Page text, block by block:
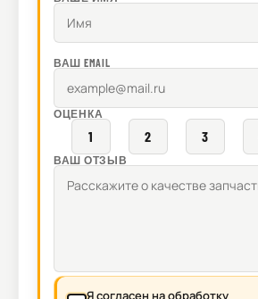
ВАШ EMAIL
ОЦЕНКА
1 2 3
ВАШ ОТЗЫВ
Я согласен на обработку